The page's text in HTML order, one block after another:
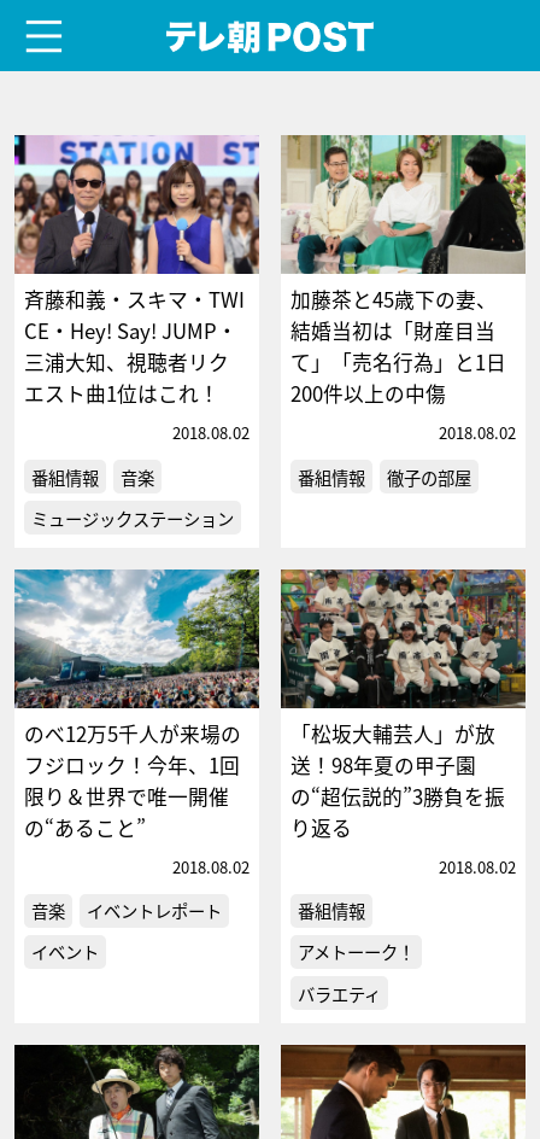
斉藤和義・スキマ・TWI
CE・Hey! Say! JUMP・
三浦大知、視聴者リク
エスト曲1位はこれ！
2018.08.02
番組情報
音楽
ミュージックステーション
加藤茶と45歳下の妻、
結婚当初は「財産目当
て」「売名行為」と1日
200件以上の中傷
2018.08.02
番組情報 徹子の部屋
のべ12万5千人が来場の
フジロック！今年、1回
限り＆世界で唯一開催
の“あること”
2018.08.02
音楽
イベントレポート
イベント
「松坂大輔芸人」が放
送！98年夏の甲子園
の“超伝説的”3勝負を振
り返る
2018.08.02
番組情報
アメトーーク！
バラエティ